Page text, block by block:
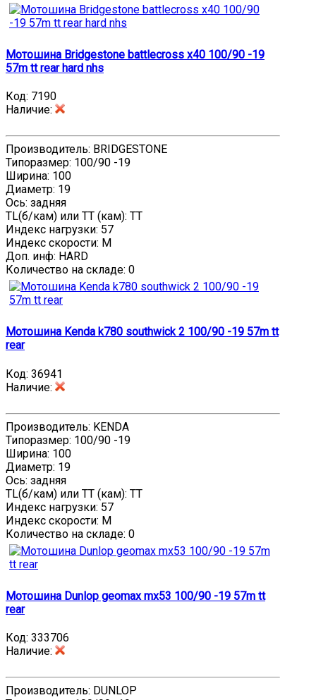
Мотошина Bridgestone battlecross x40 100/90 -19
57m tt rear hard nhs
Код: 7190
Наличие:
Производитель: BRIDGESTONE
Типоразмер: 100/90 -19
Ширина: 100
Диаметр: 19
Ось: задняя
TL(б/кам) или TT (кам): TT
Индекс нагрузки: 57
Индекс скорости: M
Доп. инф: HARD
Количество на складе: 0
Мотошина Kenda k780 southwick 2 100/90 -19 57m tt
rear
Код: 36941
Наличие:
Производитель: KENDA
Типоразмер: 100/90 -19
Ширина: 100
Диаметр: 19
Ось: задняя
TL(б/кам) или TT (кам): TT
Индекс нагрузки: 57
Индекс скорости: M
Количество на складе: 0
Мотошина Dunlop geomax mx53 100/90 -19 57m tt
rear
Код: 333706
Наличие:
Производитель: DUNLOP